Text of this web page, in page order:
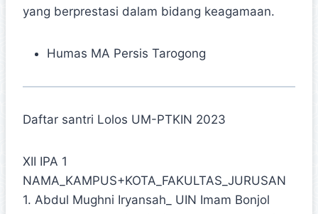
yang berprestasi dalam bidang keagamaan.
Humas MA Persis Tarogong
Daftar santri Lolos UM-PTKIN 2023
XII IPA 1
NAMA_KAMPUS+KOTA_FAKULTAS_JURUSAN
1. Abdul Mughni Iryansah_ UIN Imam Bonjol